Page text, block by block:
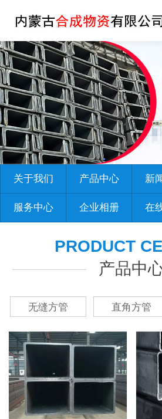
关于我们 产品中心 新
服务中心 企业相册 在
PRODUCT
产品中
无缝方管 直角方管